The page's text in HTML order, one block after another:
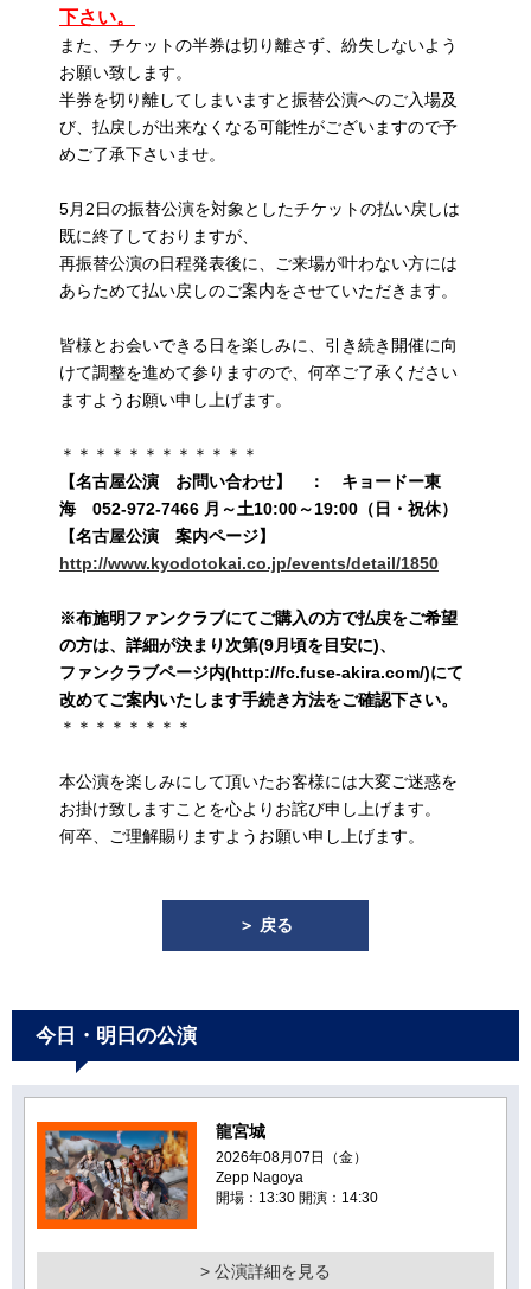
下さい。
また、チケットの半券は切り離さず、紛失しないよう
お願い致します。
半券を切り離してしまいますと振替公演へのご入場及
び、払戻しが出来なくなる可能性がございますので予
めご了承下さいませ。
5月2日の振替公演を対象としたチケットの払い戻しは
既に終了しておりますが、
再振替公演の日程発表後に、ご来場が叶わない方には
あらためて払い戻しのご案内をさせていただきます。
皆様とお会いできる日を楽しみに、引き続き開催に向
けて調整を進めて参りますので、何卒ご了承ください
ますようお願い申し上げます。
＊＊＊＊＊＊＊＊＊＊＊＊
【名古屋公演 お問い合わせ】 ： キョードー東
海 052-972-7466 月～土10:00～19:00（日・祝休）
【名古屋公演 案内ページ】
http://www.kyodotokai.co.jp/events/detail/1850
※布施明ファンクラブにてご購入の方で払戻をご希望
の方は、詳細が決まり次第(9月頃を目安に)、
ファンクラブページ内(http://fc.fuse-akira.com/)にて
改めてご案内いたします手続き方法をご確認下さい。
＊＊＊＊＊＊＊＊
本公演を楽しみにして頂いたお客様には大変ご迷惑を
お掛け致しますことを心よりお詫び申し上げます。
何卒、ご理解賜りますようお願い申し上げます。
＞ 戻る
今日・明日の公演
龍宮城
2026年08月07日（金）
Zepp Nagoya
開場：13:30 開演：14:30
> 公演詳細を見る